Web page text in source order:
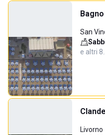
San
e altri 8…
Livorno